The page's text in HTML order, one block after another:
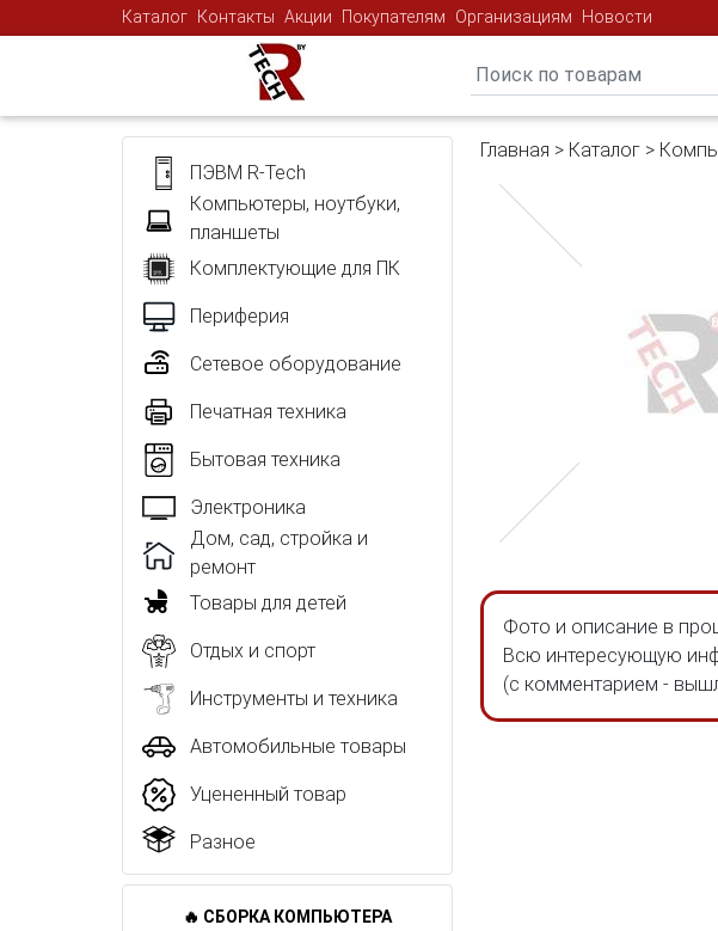
Каталог Контакты Акции Покупателям Организациям Новости
ПЭВМ R-Tech
Компьютеры, ноутбуки,
планшеты
Комплектующие для ПК
Периферия
Сетевое оборудование
Печатная техника
Бытовая техника
Электроника
Дом, сад, стройка и
ремонт
Товары для детей
Отдых и спорт
Инструменты и техника
Автомобильные товары
Уцененный товар
Разное
🔥 СБОРКА КОМПЬЮТЕРА
Главная > Каталог >
Фото и описание в
Всю интересующую
(с комментарием -